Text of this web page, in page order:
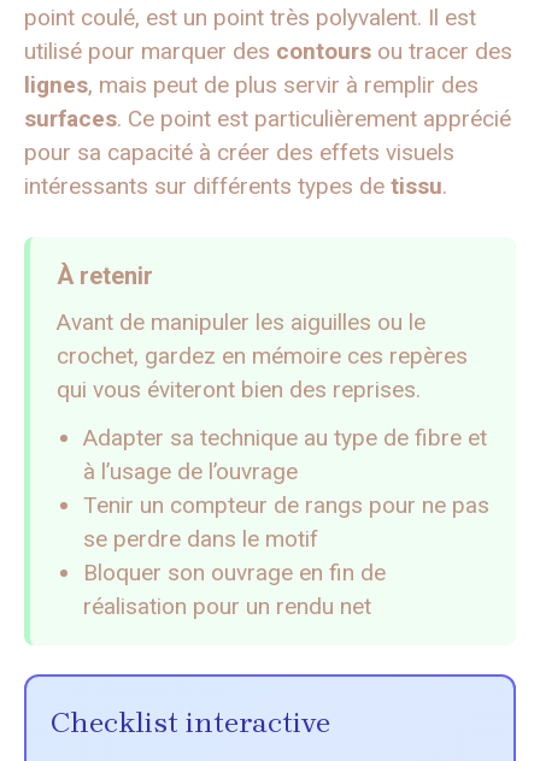
point coulé, est un point très polyvalent. Il est
utilisé pour marquer des contours ou tracer des
lignes, mais peut de plus servir à remplir des
surfaces. Ce point est particulièrement apprécié
pour sa capacité à créer des effets visuels
intéressants sur différents types de tissu.
À retenir
Avant de manipuler les aiguilles ou le
crochet, gardez en mémoire ces repères
qui vous éviteront bien des reprises.
Adapter sa technique au type de fibre et
à l’usage de l’ouvrage
Tenir un compteur de rangs pour ne pas
se perdre dans le motif
Bloquer son ouvrage en fin de
réalisation pour un rendu net
Checklist interactive